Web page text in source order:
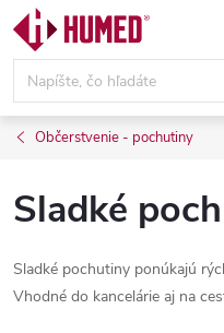
Prejsť
obsah
Občerstvenie - pochutiny
Sladké
Sladké pochutiny ponúkajú
Vhodné do kancelárie aj na